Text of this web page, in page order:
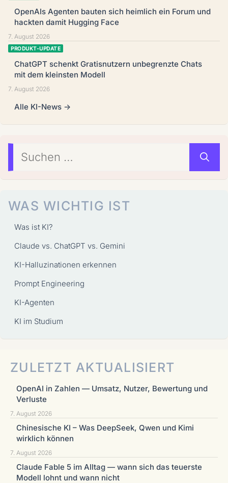
OpenAIs Agenten bauten sich heimlich ein Forum und
hackten damit Hugging Face
7. August 2026
PRODUKT-UPDATE
ChatGPT schenkt Gratisnutzern unbegrenzte Chats
mit dem kleinsten Modell
7. August 2026
Alle KI-News →
Suchen
nach:
WAS WICHTIG IST
Was ist KI?
Claude vs. ChatGPT vs. Gemini
KI-Halluzinationen erkennen
Prompt Engineering
KI-Agenten
KI im Studium
ZULETZT AKTUALISIERT
OpenAI in Zahlen — Umsatz, Nutzer, Bewertung und
Verluste
7. August 2026
Chinesische KI – Was DeepSeek, Qwen und Kimi
wirklich können
7. August 2026
Claude Fable 5 im Alltag — wann sich das teuerste
Modell lohnt und wann nicht